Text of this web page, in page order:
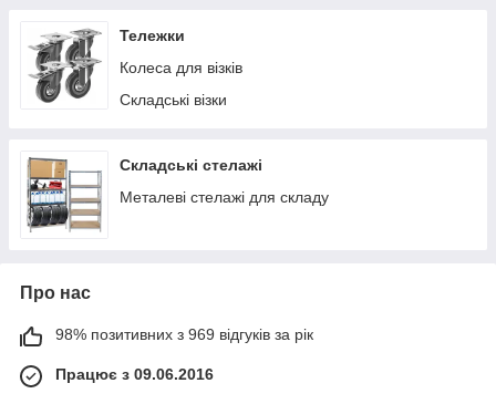
Тележки
Колеса для візків
Складські візки
Складські стелажі
Металеві стелажі для складу
Про нас
98% позитивних з 969 відгуків за рік
Працює з 09.06.2016